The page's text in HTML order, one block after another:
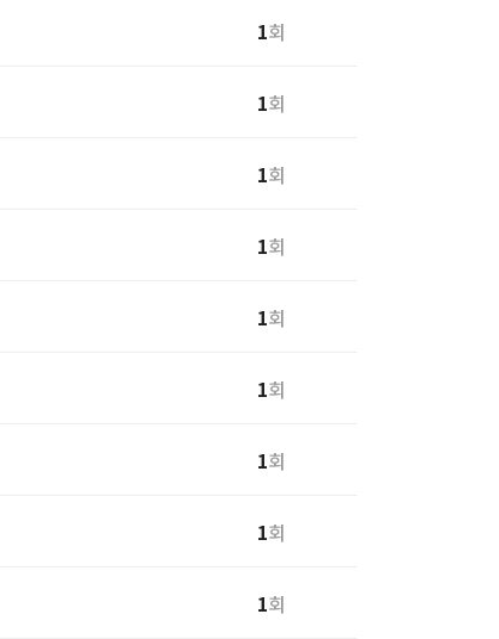
1회
1회
1회
1회
1회
1회
1회
1회
1회